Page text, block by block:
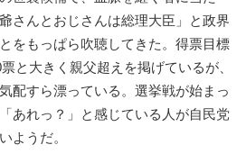
さんとおじさんは総理大臣」と政界
をもっぱら吹聴してきた。得票目標
と大きく親父超えを掲げているが、
配すら漂っている。選挙戦が始まっ
あれっ？」と感じている人が自民党
ようだ。